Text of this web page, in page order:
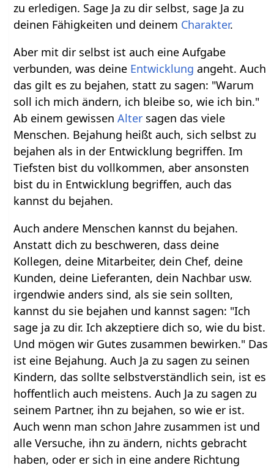
zu erledigen. Sage Ja zu dir selbst, sage Ja zu
deinen Fähigkeiten und deinem Charakter.
Aber mit dir selbst ist auch eine Aufgabe
verbunden, was deine Entwicklung angeht. Auch
das gilt es zu bejahen, statt zu sagen: "Warum
soll ich mich ändern, ich bleibe so, wie ich bin."
Ab einem gewissenAlter sagen das viele
Menschen. Bejahung heißt auch, sich selbst zu
bejahen als in der Entwicklung begriffen. Im
Tiefsten bist du vollkommen, aber ansonsten
bist du in Entwicklung begriffen, auch das
kannst du bejahen.
Auch andere Menschen kannst du bejahen.
Anstatt dich zu beschweren, dass deine
Kollegen, deine Mitarbeiter, dein Chef, deine
Kunden, deine Lieferanten, dein Nachbar usw.
irgendwie anders sind, als sie sein sollten,
kannst du sie bejahen und kannst sagen: "Ich
sage ja zu dir. Ich akzeptiere dich so, wie du bist.
Und mögen wir Gutes zusammen bewirken." Das
ist eine Bejahung. Auch Ja zu sagen zu seinen
Kindern, das sollte selbstverständlich sein, ist es
hoffentlich auch meistens. Auch Ja zu sagen zu
seinem Partner, ihn zu bejahen, so wie er ist.
Auch wenn man schon Jahre zusammen ist und
alle Versuche, ihn zu ändern, nichts gebracht
haben, oder er sich in eine andere Richtung